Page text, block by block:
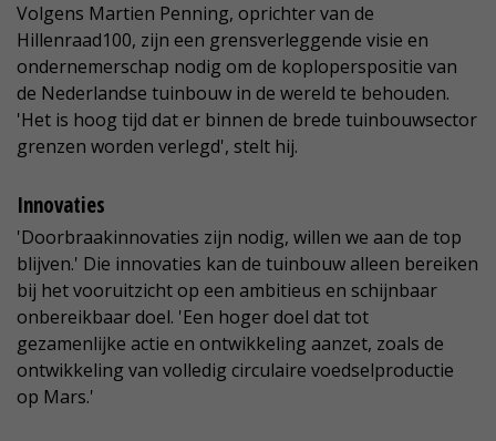
Volgens Martien Penning, oprichter van de
Hillenraad100, zijn een grensverleggende visie en
ondernemerschap nodig om de koploperspositie van
de Nederlandse tuinbouw in de wereld te behouden.
'Het is hoog tijd dat er binnen de brede tuinbouwsector
grenzen worden verlegd', stelt hij.
Innovaties
'Doorbraakinnovaties zijn nodig, willen we aan de top
blijven.' Die innovaties kan de tuinbouw alleen bereiken
bij het vooruitzicht op een ambitieus en schijnbaar
onbereikbaar doel. 'Een hoger doel dat tot
gezamenlijke actie en ontwikkeling aanzet, zoals de
ontwikkeling van volledig circulaire voedselproductie
op Mars.'